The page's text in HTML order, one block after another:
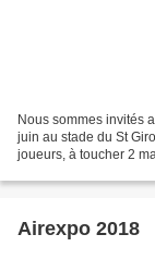
Nous sommes invités
juin au stade du St
joueurs, à toucher 2
Airexpo 2018